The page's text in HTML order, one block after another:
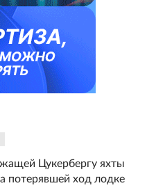
Цукербергу яхты
потерявшей ход лодке